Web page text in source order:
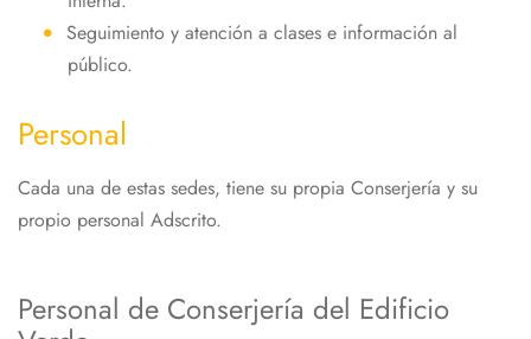
Seguimiento y atención a clases e información al
público.
Personal
Cada una de estas sedes, tiene su propia Conserjería y su
propio personal Adscrito.
Personal de Conserjería del Edificio